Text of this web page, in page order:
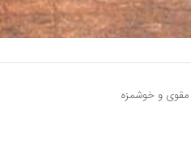
مقوی و خوشمزه